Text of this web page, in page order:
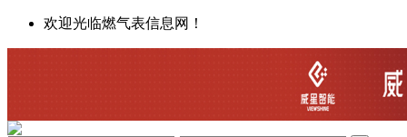
欢迎光临燃气表信息网！